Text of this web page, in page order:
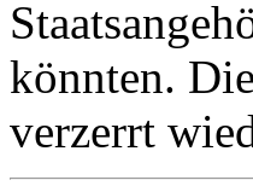
könnten.
verzerrt